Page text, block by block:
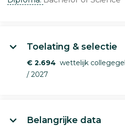
Toelating & selectie
€ 2.694 wettelijk
/ 2027
Belangrijke data